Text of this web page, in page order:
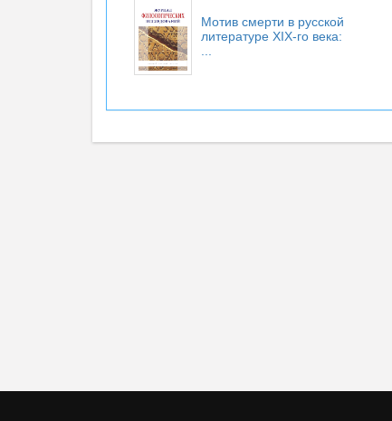
Мотив смерти в русской
литературе XIX-го века: